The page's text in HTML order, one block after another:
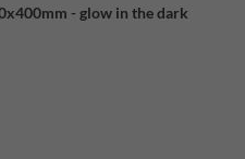
- glow in the dark